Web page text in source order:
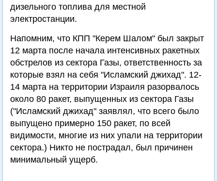
дизельного топлива для местной
электростанции.
Напомним, что КПП "Керем Шалом" был закрыт
12 марта после начала интенсивных ракетных
обстрелов из сектора Газы, ответственность за
которые взял на себя "Исламский джихад". 12-
14 марта на территории Израиля разорвалось
около 80 ракет, выпущенных из сектора Газы
("Исламский джихад" заявлял, что всего было
выпущено примерно 150 ракет, по всей
видимости, многие из них упали на территории
сектора.) Никто не пострадал, был причинен
минимальный ущерб.